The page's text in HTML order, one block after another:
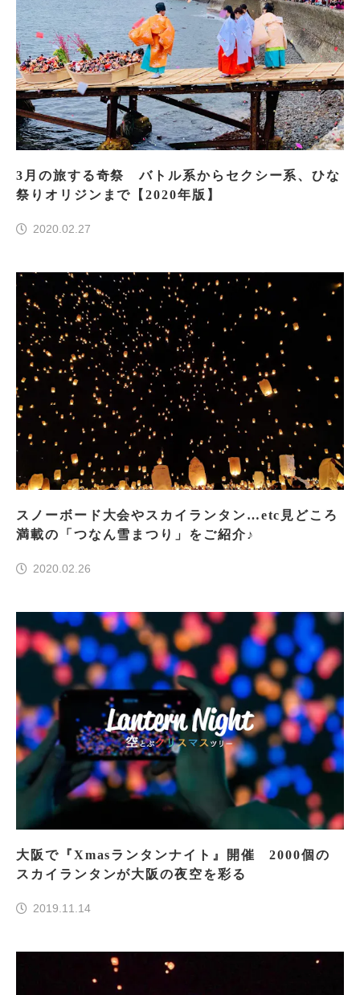
3月の旅する奇祭 バトル系からセクシー系、ひな
祭りオリジンまで【2020年版】
2020.02.27
スノーボード大会やスカイランタン…etc見どころ
満載の「つなん雪まつり」をご紹介♪
2020.02.26
大阪で『Xmasランタンナイト』開催 2000個の
スカイランタンが大阪の夜空を彩る
2019.11.14